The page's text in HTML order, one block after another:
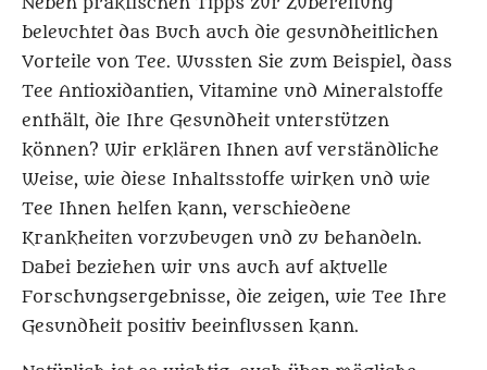
beleuchtet das Buch auch die gesundheitlichen
Vorteile von Tee. Wussten Sie zum Beispiel, dass
Tee Antioxidantien, Vitamine und Mineralstoffe
enthält, die Ihre Gesundheit unterstützen
können? Wir erklären Ihnen auf verständliche
Weise, wie diese Inhaltsstoffe wirken und wie
Tee Ihnen helfen kann, verschiedene
Krankheiten vorzubeugen und zu behandeln.
Dabei beziehen wir uns auch auf aktuelle
Forschungsergebnisse, die zeigen, wie Tee Ihre
Gesundheit positiv beeinflussen kann.